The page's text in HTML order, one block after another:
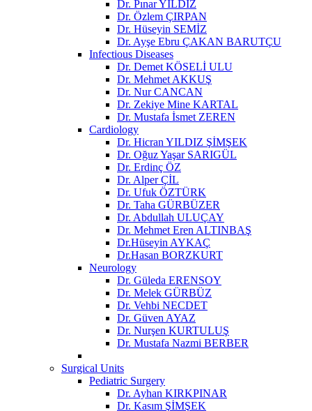
Dr. Pınar YILDIZ
Dr. Özlem ÇIRPAN
Dr. Hüseyin SEMİZ
Dr. Ayşe Ebru ÇAKAN BARUTÇU
Infectious Diseases
Dr. Demet KÖSELİ ULU
Dr. Mehmet AKKUŞ
Dr. Nur CANCAN
Dr. Zekiye Mine KARTAL
Dr. Mustafa İsmet ZEREN
Cardiology
Dr. Hicran YILDIZ ŞİMŞEK
Dr. Oğuz Yaşar SARIGÜL
Dr. Erdinç ÖZ
Dr. Alper ÇİL
Dr. Ufuk ÖZTÜRK
Dr. Taha GÜRBÜZER
Dr. Abdullah ULUÇAY
Dr. Mehmet Eren ALTINBAŞ
Dr.Hüseyin AYKAÇ
Dr.Hasan BORZKURT
Neurology
Dr. Güleda ERENSOY
Dr. Melek GÜRBÜZ
Dr. Vehbi NECDET
Dr. Güven AYAZ
Dr. Nurşen KURTULUŞ
Dr. Mustafa Nazmi BERBER
Surgical Units
Pediatric Surgery
Dr. Ayhan KIRKPINAR
Dr. Kasım ŞİMŞEK